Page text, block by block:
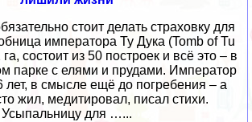
стоит делать страховку для
императора Ту Дука (Tomb of Tu
состоит из 50 построек и всё это – в
парке с елями и прудами. Император
лет, в смысле ещё до погребения – а
жил, медитировал, писал стихи.
Усыпальницу для …...